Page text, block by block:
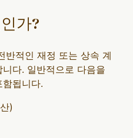
가?
반적인 재정 또는 상속 계
다. 일반적으로 다음을
됩니다.
)